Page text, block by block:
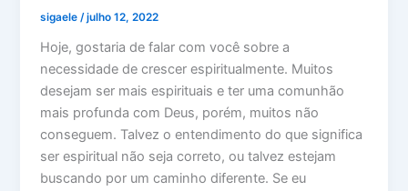
sigaele/julho 12, 2022
Hoje, gostaria de falar com você sobre a
necessidade de crescer espiritualmente. Muitos
desejam ser mais espirituais e ter uma comunhão
mais profunda com Deus, porém, muitos não
conseguem. Talvez o entendimento do que significa
ser espiritual não seja correto, ou talvez estejam
buscando por um caminho diferente. Se eu